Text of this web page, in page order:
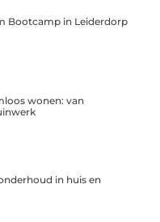
Bootcamp in Leiderdorp
wonen: van
in huis en